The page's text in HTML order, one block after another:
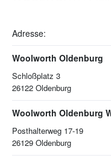
Adresse:
Woolworth Oldenburg
Schloßplatz 3
26122 Oldenburg
Posthalterweg 17-19
26129 Oldenburg